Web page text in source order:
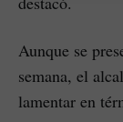
Aunque se
semana, el
lamentar en